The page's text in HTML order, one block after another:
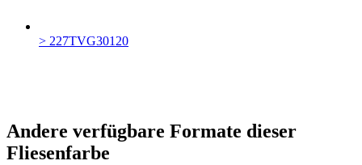
> 227TVG30120
Andere verfügbare Formate dieser
Fliesenfarbe